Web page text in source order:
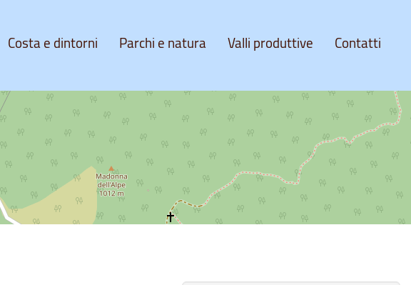
Costa e dintorni Parchi e natura Valli produttive Contatti